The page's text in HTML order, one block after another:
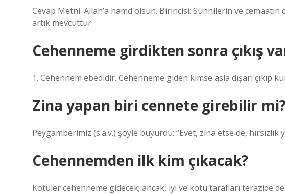
Cevap Metni. Allah’a hamd olsun. Birincisi: Sünnilerin ve
artık mevcuttur.
Cehenneme girdikten sonra çıkış
1. Cehennem ebedidir. Cehenneme giden kimse asla dışarı çıkıp
Zina yapan biri cennete girebilir
Peygamberimiz (s.a.v.) şöyle buyurdu: “Evet, zina etse de, hırsızlık
Cehennemden ilk kim çıkacak?
Kötüler cehenneme gidecek; ancak, iyi ve kötü tarafları terazide